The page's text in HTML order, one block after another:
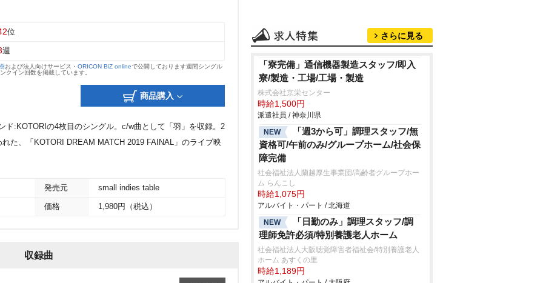
位
週
および法人向けサービス・ ORICON BiZ onlineで公開しております週間シングル
クイン回数を掲載しています。
商品購入
ド:KOTORIの4枚目のシングル。c/w曲として「羽」を収録。2
た、「KOTORI DREAM MATCH 2019 FAINAL」のライブ映
発売元 small indies table
価格 1,980円（税込）
収録曲
さらに見る
「寮完備」通信機器製造スタッフ/即入
寮/製造・工場/工場・製造
株式会社京栄センター
時給1,500円
派遣社員 / 神奈川県
NEW
「週3から可」調理スタッフ/無
資格可/午前のみ/グループホーム/社会保
障完備
社会福祉法人蘭越厚生事業団/高齢者グループホー
ム らんこし
時給1,075円
アルバイト・パート / 北海道
NEW
「日勤のみ」調理スタッフ/調
理師免許必須/特別養護老人ホーム
社会福祉法人大阪聴覚障害者福祉会/特別養護老人
ホーム あすくの里
時給1,189円